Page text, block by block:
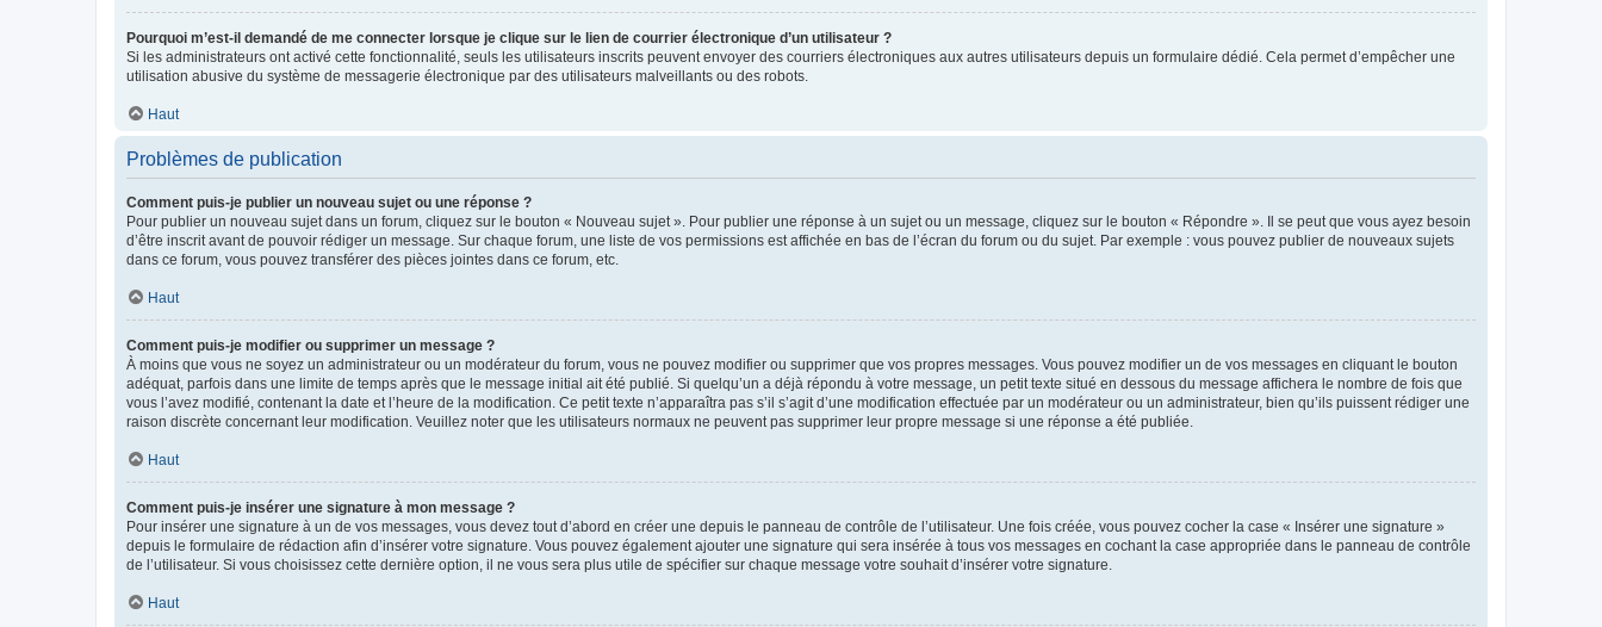
Pourquoi m’est-il demandé de me connecter lorsque je clique sur le lien de courrier électronique d’un utilisateur ?
Si les administrateurs ont activé cette fonctionnalité, seuls les utilisateurs inscrits peuvent envoyer des courriers électroniques aux autres utilisateurs depuis un formulaire dédié. Cela permet d’empêcher une
utilisation abusive du système de messagerie électronique par des utilisateurs malveillants ou des robots.
Haut
Problèmes de publication
Comment puis-je publier un nouveau sujet ou une réponse ?
Pour publier un nouveau sujet dans un forum, cliquez sur le bouton « Nouveau sujet ». Pour publier une réponse à un sujet ou un message, cliquez sur le bouton « Répondre ». Il se peut que vous ayez besoin
d’être inscrit avant de pouvoir rédiger un message. Sur chaque forum, une liste de vos permissions est affichée en bas de l’écran du forum ou du sujet. Par exemple : vous pouvez publier de nouveaux sujets
dans ce forum, vous pouvez transférer des pièces jointes dans ce forum, etc.
Haut
Comment puis-je modifier ou supprimer un message ?
À moins que vous ne soyez un administrateur ou un modérateur du forum, vous ne pouvez modifier ou supprimer que vos propres messages. Vous pouvez modifier un de vos messages en cliquant le bouton
adéquat, parfois dans une limite de temps après que le message initial ait été publié. Si quelqu’un a déjà répondu à votre message, un petit texte situé en dessous du message affichera le nombre de fois que
vous l’avez modifié, contenant la date et l’heure de la modification. Ce petit texte n’apparaîtra pas s’il s’agit d’une modification effectuée par un modérateur ou un administrateur, bien qu’ils puissent rédiger une
raison discrète concernant leur modification. Veuillez noter que les utilisateurs normaux ne peuvent pas supprimer leur propre message si une réponse a été publiée.
Haut
Comment puis-je insérer une signature à mon message ?
Pour insérer une signature à un de vos messages, vous devez tout d’abord en créer une depuis le panneau de contrôle de l’utilisateur. Une fois créée, vous pouvez cocher la case « Insérer une signature »
depuis le formulaire de rédaction afin d’insérer votre signature. Vous pouvez également ajouter une signature qui sera insérée à tous vos messages en cochant la case appropriée dans le panneau de contrôle
de l’utilisateur. Si vous choisissez cette dernière option, il ne vous sera plus utile de spécifier sur chaque message votre souhait d’insérer votre signature.
Haut